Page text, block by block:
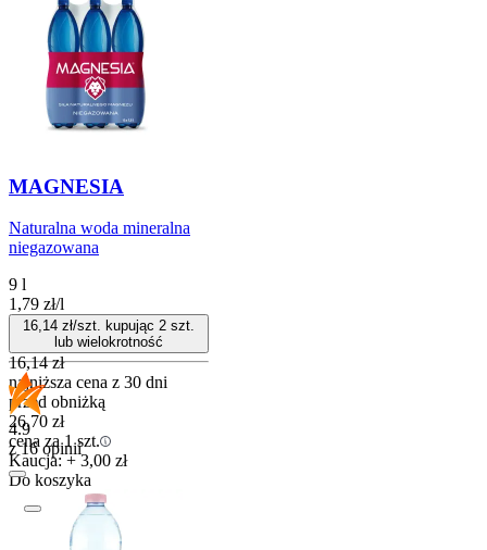
MAGNESIA
Naturalna woda mineralna
niegazowana
9 l
1,79 zł/l
16,14 zł/szt. kupując 2 szt.
lub wielokrotność
16,14 zł
najniższa cena z 30 dni
przed obniżką
26,70 zł
cena za 1 szt.
Kaucja: + 3,00 zł
Do koszyka
4.9
z 16 opinii